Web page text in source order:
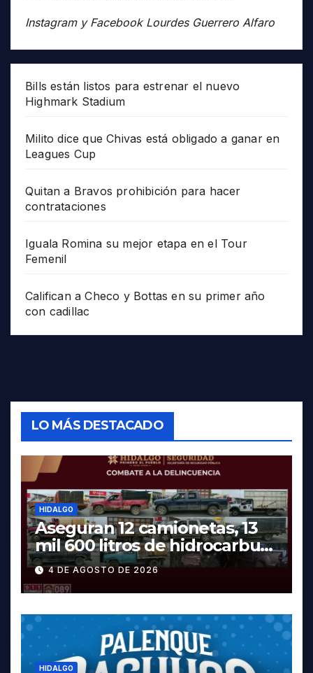
Instagram y Facebook Lourdes Guerrero Alfaro
Bills están listos para estrenar el nuevo
Highmark Stadium
Milito dice que Chivas está obligado a ganar en
Leagues Cup
Quitan a Bravos prohibición para hacer
contrataciones
Iguala Romina su mejor etapa en el Tour
Femenil
Califican a Checo y Bottas en su primer año
con cadillac
LO MÁS DESTACADO
HIDALGO
Aseguran 12 camionetas, 13
mil 600 litros de hidrocarburo
y dos vehículos robados en
Tula
4 DE AGOSTO DE 2026
HIDALGO